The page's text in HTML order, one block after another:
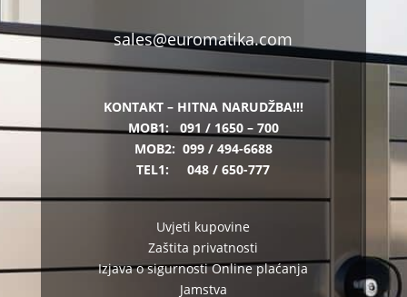
sales@euromatika.com
KONTAKT – HITNA NARUDŽBA!!!
MOB1:091 / 1650 – 700
MOB2: 099 / 494-6688
TEL1:048 / 650-777
Uvjeti kupovine
Zaštita privatnosti
Izjava o sigurnosti Online plaćanja
Jamstva